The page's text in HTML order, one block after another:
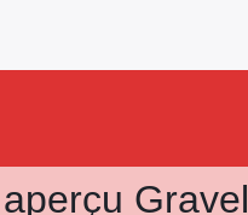
aperçu Gravel